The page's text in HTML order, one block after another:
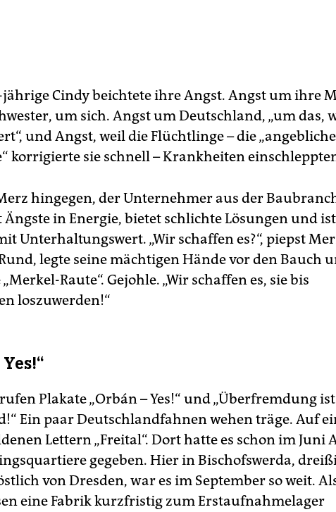
jährige Cindy beichtete ihre Angst. Angst um ihre
um sich. Angst um Deutschland, „um das,
und Angst, weil die Flüchtlinge – die
korrigierte sie schnell – Krankheiten
hingegen, der Unternehmer aus der
in Energie, bietet schlichte Lösungen und
Unterhaltungswert. „Wir schaffen es?“, piepst
legte seine mächtigen Hände vor den Bauch
Raute“. Gejohle. „Wir schaffen es, sie bis
loszuwerden!“
Plakate „Orbán – Yes!“ und „Überfremdung ist
Ein paar Deutschlandfahnen wehen träge. Auf
Lettern „Freital“. Dort hatte es schon im Juni
gegeben. Hier in Bischofswerda,
von Dresden, war es im September so weit.
eine Fabrik kurzfristig zum Erstaufnahmelager